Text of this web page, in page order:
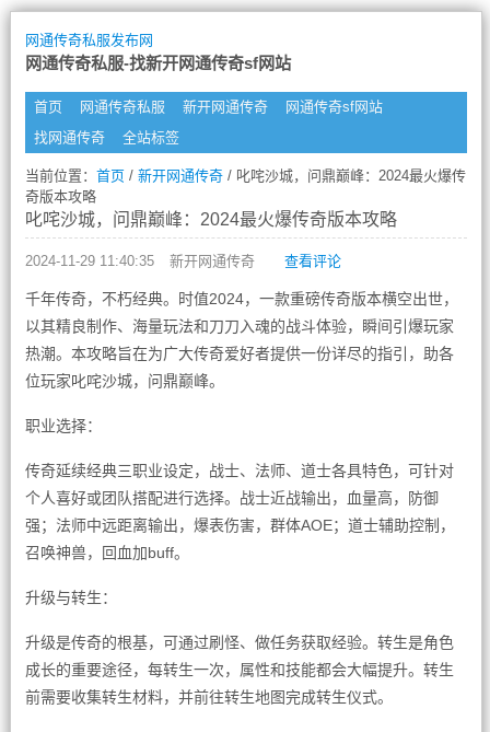
网通传奇私服发布网
网通传奇私服-找新开网通传奇sf网站
首页 网通传奇私服 新开网通传奇
网通传奇sf网站
找网通传奇
全站标签
当前位置： 首页/ 新开网通传奇/ 叱咤沙城，问鼎巅峰：2024最火爆传
奇版本攻略
叱咤沙城，问鼎巅峰：2024最火爆传奇版本攻略
2024-11-29 11:40:35 新开网通传奇 查看评论
千年传奇，不朽经典。时值2024，一款重磅传奇版本横空出世，
以其精良制作、海量玩法和刀刀入魂的战斗体验，瞬间引爆玩家
热潮。本攻略旨在为广大传奇爱好者提供一份详尽的指引，助各
位玩家叱咤沙城，问鼎巅峰。
职业选择：
传奇延续经典三职业设定，战士、法师、道士各具特色，可针对
个人喜好或团队搭配进行选择。战士近战输出，血量高，防御
强；法师中远距离输出，爆表伤害，群体AOE；道士辅助控制，
召唤神兽，回血加buff。
升级与转生：
升级是传奇的根基，可通过刷怪、做任务获取经验。转生是角色
成长的重要途径，每转生一次，属性和技能都会大幅提升。转生
前需要收集转生材料，并前往转生地图完成转生仪式。